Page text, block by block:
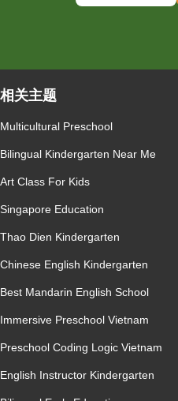
相关主题
Multicultural Preschool
Bilingual Kindergarten Near Me
Art Class For Kids
Singapore Education
Thao Dien Kindergarten
Chinese English Kindergarten
Best Mandarin English School
Immersive Preschool Vietnam
Preschool Coding Logic Vietnam
English Instructor Kindergarten